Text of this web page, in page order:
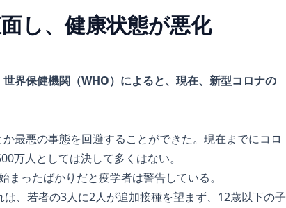
し、健康状態が悪化
界保健機関（WHO）によると、現在、新型コロナの
最悪の事態を回避することができた。現在までにコロ
万人としては決して多くはない。
ったばかりだと疫学者は警告している。
、若者の3人に2人が追加接種を望まず、12歳以下の子